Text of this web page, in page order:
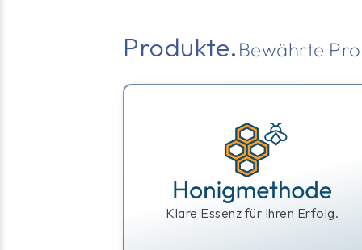
Produkte. Bewährte
Klare Essenz für Ihren Erfolg.